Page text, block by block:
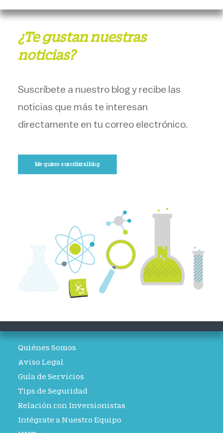
¿Te gustan nuestras
noticias?
Suscríbete a nuestro blog y recibe las
noticias que más te interesan
directamente en tu correo electrónico.
Me quiero suscribir al blog
Quiénes Somos
Aviso Legal
Guía de Servicios
Tips de Seguridad
Relación con Inversionistas
Intégrate a Nuestro Equipo